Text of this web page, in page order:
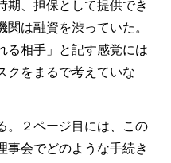
期、担保として提供でき
は融資を渋っていた。
る相手」と記す感覚には
クをまるで考えていな
。２ページ目には、この
事会でどのような手続き